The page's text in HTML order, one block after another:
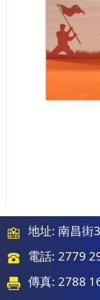
地址: 南昌
電話: 2779
傳真: 2788